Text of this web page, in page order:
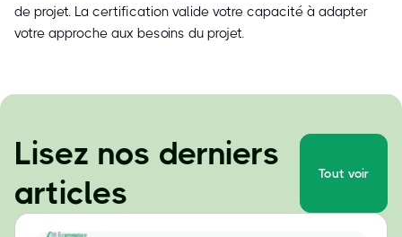
de projet. La certification valide votre capacité à adapter
votre approche aux besoins du projet.
Lisez nos derniers
articles
Tout voir